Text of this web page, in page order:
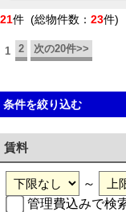
21件 (総物件数： 23件)
1 2 次の20件>>
条件を絞り込む
賃料
～
管理費込みで検